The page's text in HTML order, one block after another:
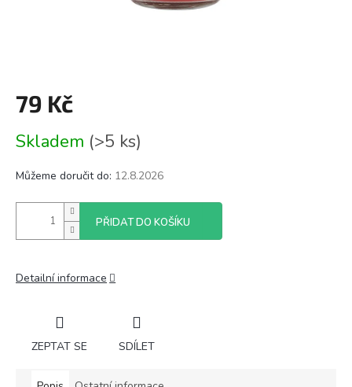
79 Kč
cena:
Skladem (>5 ks)
Můžeme doručit do: 12.8.2026
PŘIDAT DO KOŠÍKU
Detailní informace
ZEPTAT SE SDÍLET